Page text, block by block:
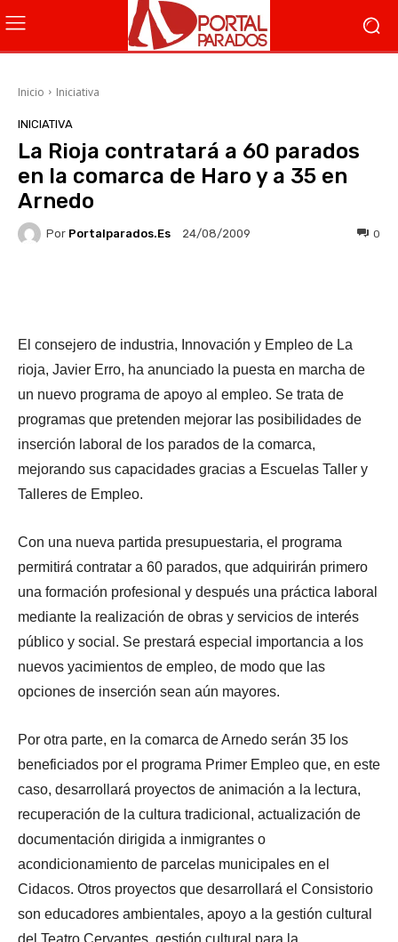
Inicio Iniciativa
INICIATIVA
La Rioja contratará a 60 parados
en la comarca de Haro y a 35 en
Arnedo
Por Portalparados.es 24/08/2009 0
El consejero de industria, Innovación y Empleo de La
rioja, Javier Erro, ha anunciado la puesta en marcha de
un nuevo programa de apoyo al empleo. Se trata de
programas que pretenden mejorar las posibilidades de
inserción laboral de los parados de la comarca,
mejorando sus capacidades gracias a Escuelas Taller y
Talleres de Empleo.
Con una nueva partida presupuestaria, el programa
permitirá contratar a 60 parados, que adquirirán primero
una formación profesional y después una práctica laboral
mediante la realización de obras y servicios de interés
público y social. Se prestará especial importancia a los
nuevos yacimientos de empleo, de modo que las
opciones de inserción sean aún mayores.
Por otra parte, en la comarca de Arnedo serán 35 los
beneficiados por el programa Primer Empleo que, en este
caso, desarrollará proyectos de animación a la lectura,
recuperación de la cultura tradicional, actualización de
documentación dirigida a inmigrantes o
acondicionamiento de parcelas municipales en el
Cidacos. Otros proyectos que desarrollará el Consistorio
son educadores ambientales, apoyo a la gestión cultural
del Teatro Cervantes, gestión cultural para la